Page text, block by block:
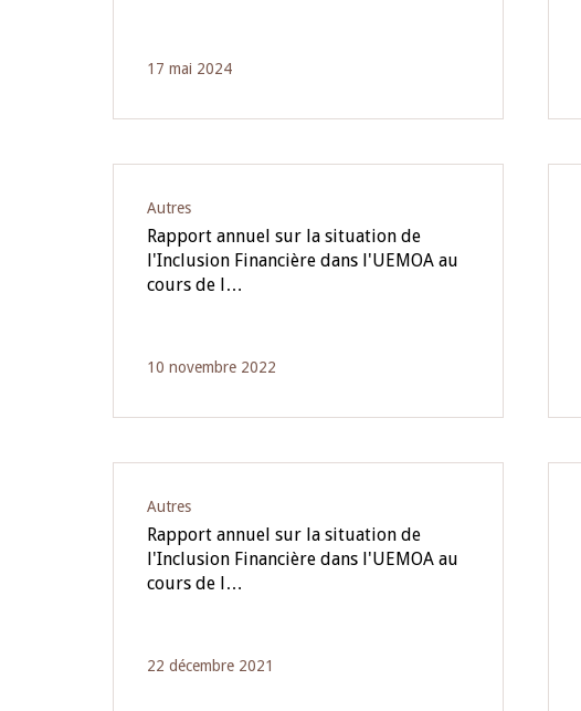
17 mai 2024
Autres
Rapport annuel sur la situation de
l'Inclusion Financière dans l'UEMOA au
cours de l…
10 novembre 2022
Autres
Rapport annuel sur la situation de
l'Inclusion Financière dans l'UEMOA au
cours de l…
22 décembre 2021